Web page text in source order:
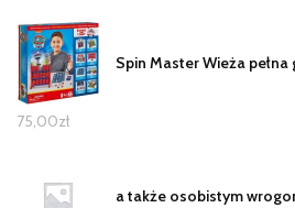
Spin Master Wieża
75,00zł
a także osobistym